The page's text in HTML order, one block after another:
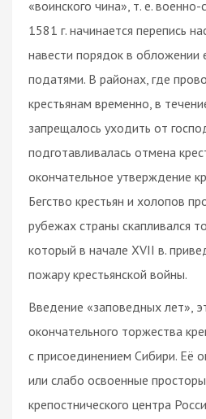
«воинского чина», т. е.
1581 г. начинается перепись
навести порядок в обложении
податями. В районах, где
крестьянам временно, в
запрещалось уходить от
подготавливалась отмена
окончательное утверждение
Бегство крестьян и холопов
рубежах страны скапливался
который в начале XVII в.
пожару крестьянской войны.
Введение «заповедных лет»,
окончательного торжества
с присоединением Сибири. Её
или слабо освоенные
крепостнического центра